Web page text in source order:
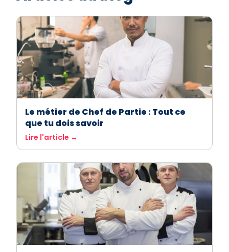
Le métier de Chef de Partie : Tout ce
que tu dois savoir
Lire l'article →